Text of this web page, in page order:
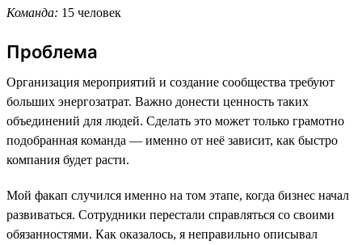
Команда: 15 человек
Проблема
Организация мероприятий и создание сообщества требуют
больших энергозатрат. Важно донести ценность таких
объединений для людей. Сделать это может только грамотно
подобранная команда — именно от неё зависит, как быстро
компания будет расти.
Мой факап случился именно на том этапе, когда бизнес начал
развиваться. Сотрудники перестали справляться со своими
обязанностями. Как оказалось, я неправильно описывал